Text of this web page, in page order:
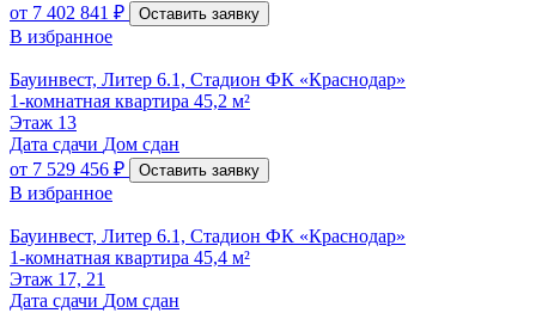
от 7 402 841 ₽ Оставить заявку
В избранное
Бауинвест, Литер 6.1, Стадион ФК «Краснодар»
1-комнатная квартира 45,2 м²
Этаж 13
Дата сдачи Дом сдан
от 7 529 456 ₽ Оставить заявку
В избранное
Бауинвест, Литер 6.1, Стадион ФК «Краснодар»
1-комнатная квартира 45,4 м²
Этаж 17, 21
Дата сдачи Дом сдан